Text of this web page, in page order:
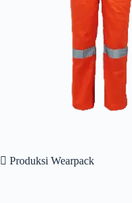
 Produksi Wearpack